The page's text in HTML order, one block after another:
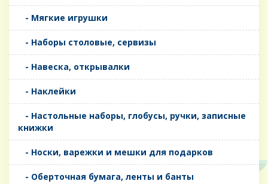
- Мягкие игрушки
- Наборы столовые, сервизы
- Навеска, открывалки
- Наклейки
- Настольные наборы, глобусы, ручки, записные
книжки
- Носки, варежки и мешки для подарков
- Оберточная бумага, ленты и банты